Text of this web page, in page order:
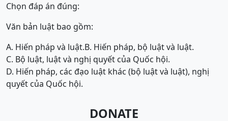
Chọn đáp án đúng:
Văn bản luật bao gồm:
A. Hiến pháp và luật.B. Hiến pháp, bộ luật và luật.
C. Bộ luật, luật và nghị quyết của Quốc hội.
D. Hiến pháp, các đạo luật khác (bộ luật và luật), nghị
quyết của Quốc hội.
DONATE